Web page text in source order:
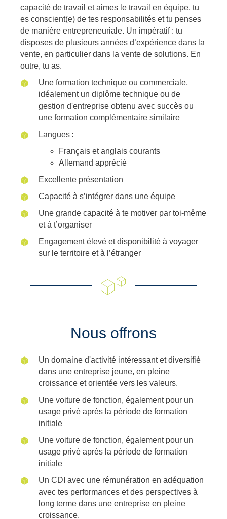
capacité de travail et aimes le travail en équipe, tu
es conscient(e) de tes responsabilités et tu penses
de manière entrepreneuriale. Un impératif : tu
disposes de plusieurs années d’expérience dans la
vente, en particulier dans la vente de solutions. En
outre, tu as.
Une formation technique ou commerciale,
idéalement un diplôme technique ou de
gestion d'entreprise obtenu avec succès ou
une formation complémentaire similaire
Langues :
Français et anglais courants
Allemand apprécié
Excellente présentation
Capacité à s’intégrer dans une équipe
Une grande capacité à te motiver par toi-même
et à t’organiser
Engagement élevé et disponibilité à voyager
sur le territoire et à l’étranger
Nous offrons
Un domaine d'activité intéressant et diversifié
dans une entreprise jeune, en pleine
croissance et orientée vers les valeurs.
Une voiture de fonction, également pour un
usage privé après la période de formation
initiale
Une voiture de fonction, également pour un
usage privé après la période de formation
initiale
Un CDI avec une rémunération en adéquation
avec tes performances et des perspectives à
long terme dans une entreprise en pleine
croissance.